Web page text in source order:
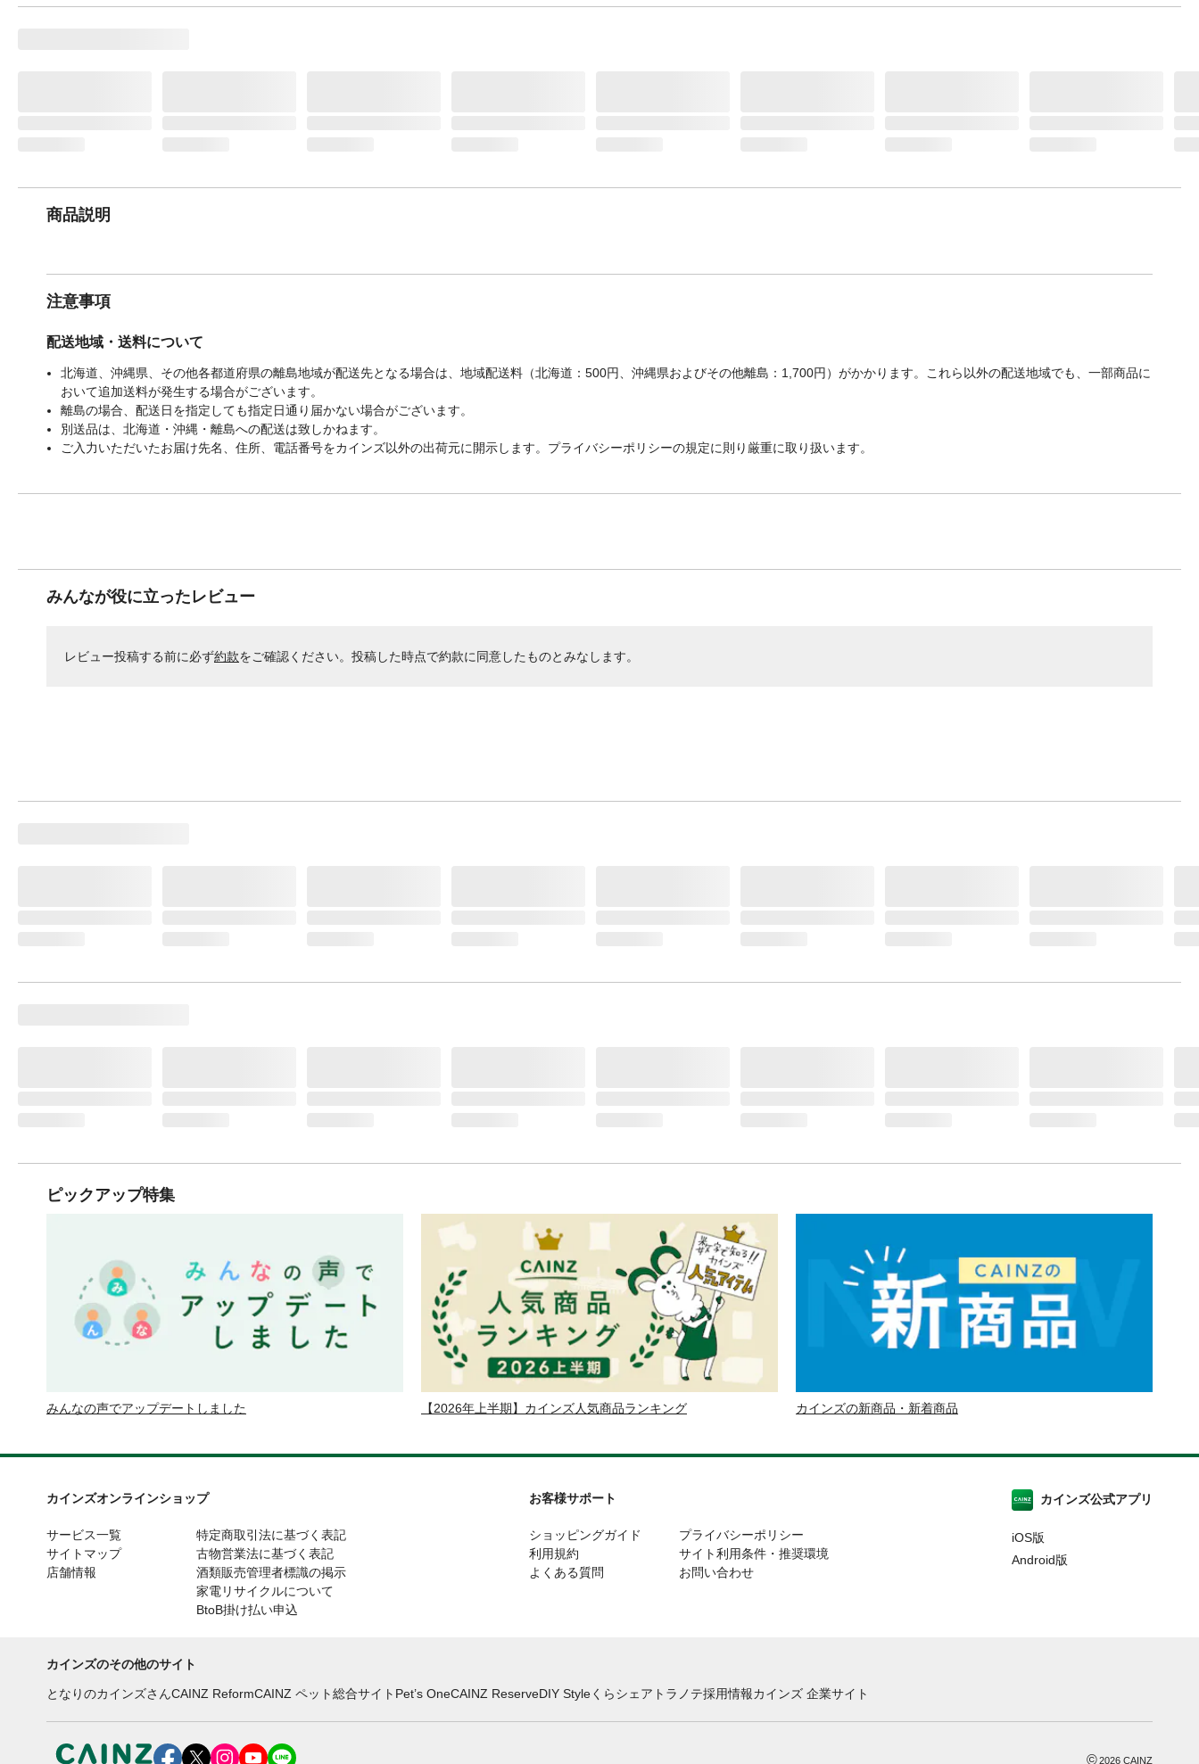
商品説明
注意事項
配送地域・送料について
北海道、沖縄県、その他各都道府県の離島地域が配送先となる場合は、地域配送料（北海道：500円、沖縄県およびその他離島：1,700円）がかかります。これら以外の配送地域でも、一部商品に
おいて追加送料が発生する場合がございます。
離島の場合、配送日を指定しても指定日通り届かない場合がございます。
別送品は、北海道・沖縄・離島への配送は致しかねます。
ご入力いただいたお届け先名、住所、電話番号をカインズ以外の出荷元に開示します。プライバシーポリシーの規定に則り厳重に取り扱います。
みんなが役に立ったレビュー
レビュー投稿する前に必ず約款をご確認ください。投稿した時点で約款に同意したものとみなします。
ピックアップ特集
みんなの声でアップデートしました 【2026年上半期】カインズ人気商品ランキング カインズの新商品・新着商品
カインズオンラインショップ
サービス一覧
サイトマップ
店舗情報
特定商取引法に基づく表記
古物営業法に基づく表記
酒類販売管理者標識の掲示
家電リサイクルについて
BtoB掛け払い申込
お客様サポート
ショッピングガイド
利用規約
よくある質問
プライバシーポリシー
サイト利用条件・推奨環境
お問い合わせ
カインズ公式アプリ
iOS版
Android版
カインズのその他のサイト
となりのカインズさんCAINZ ReformCAINZ ペット総合サイト Pet’s OneCAINZ ReserveDIY Styleくらシェア トラノテ採用情報カインズ 企業サイト
©2026 CAINZ